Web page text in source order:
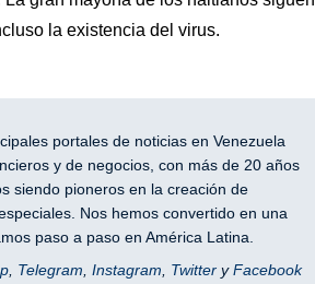
la existencia del virus.
portales de noticias en Venezuela
y de negocios, con más de 20 años
siendo pioneros en la creación de
Nos hemos convertido en una
paso a paso en América Latina.
, Telegram Instagram TwitteryFacebook